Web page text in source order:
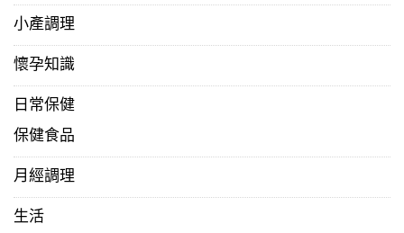
小產調理
懷孕知識
日常保健
保健食品
月經調理
生活